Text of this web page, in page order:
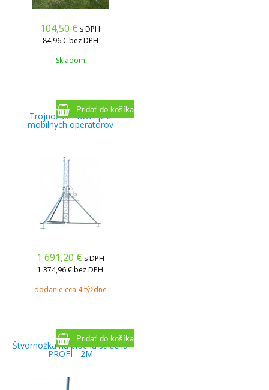
104,50 € s DPH
84,96 € bez DPH
Skladom
Trojnožka PROFI pre
mobilnych operatorov
1 691,20 € s DPH
1 374,96 €bez DPH
dodanie cca 4 týždne
Štvornožka na plochu strechu
PROFI - 2M